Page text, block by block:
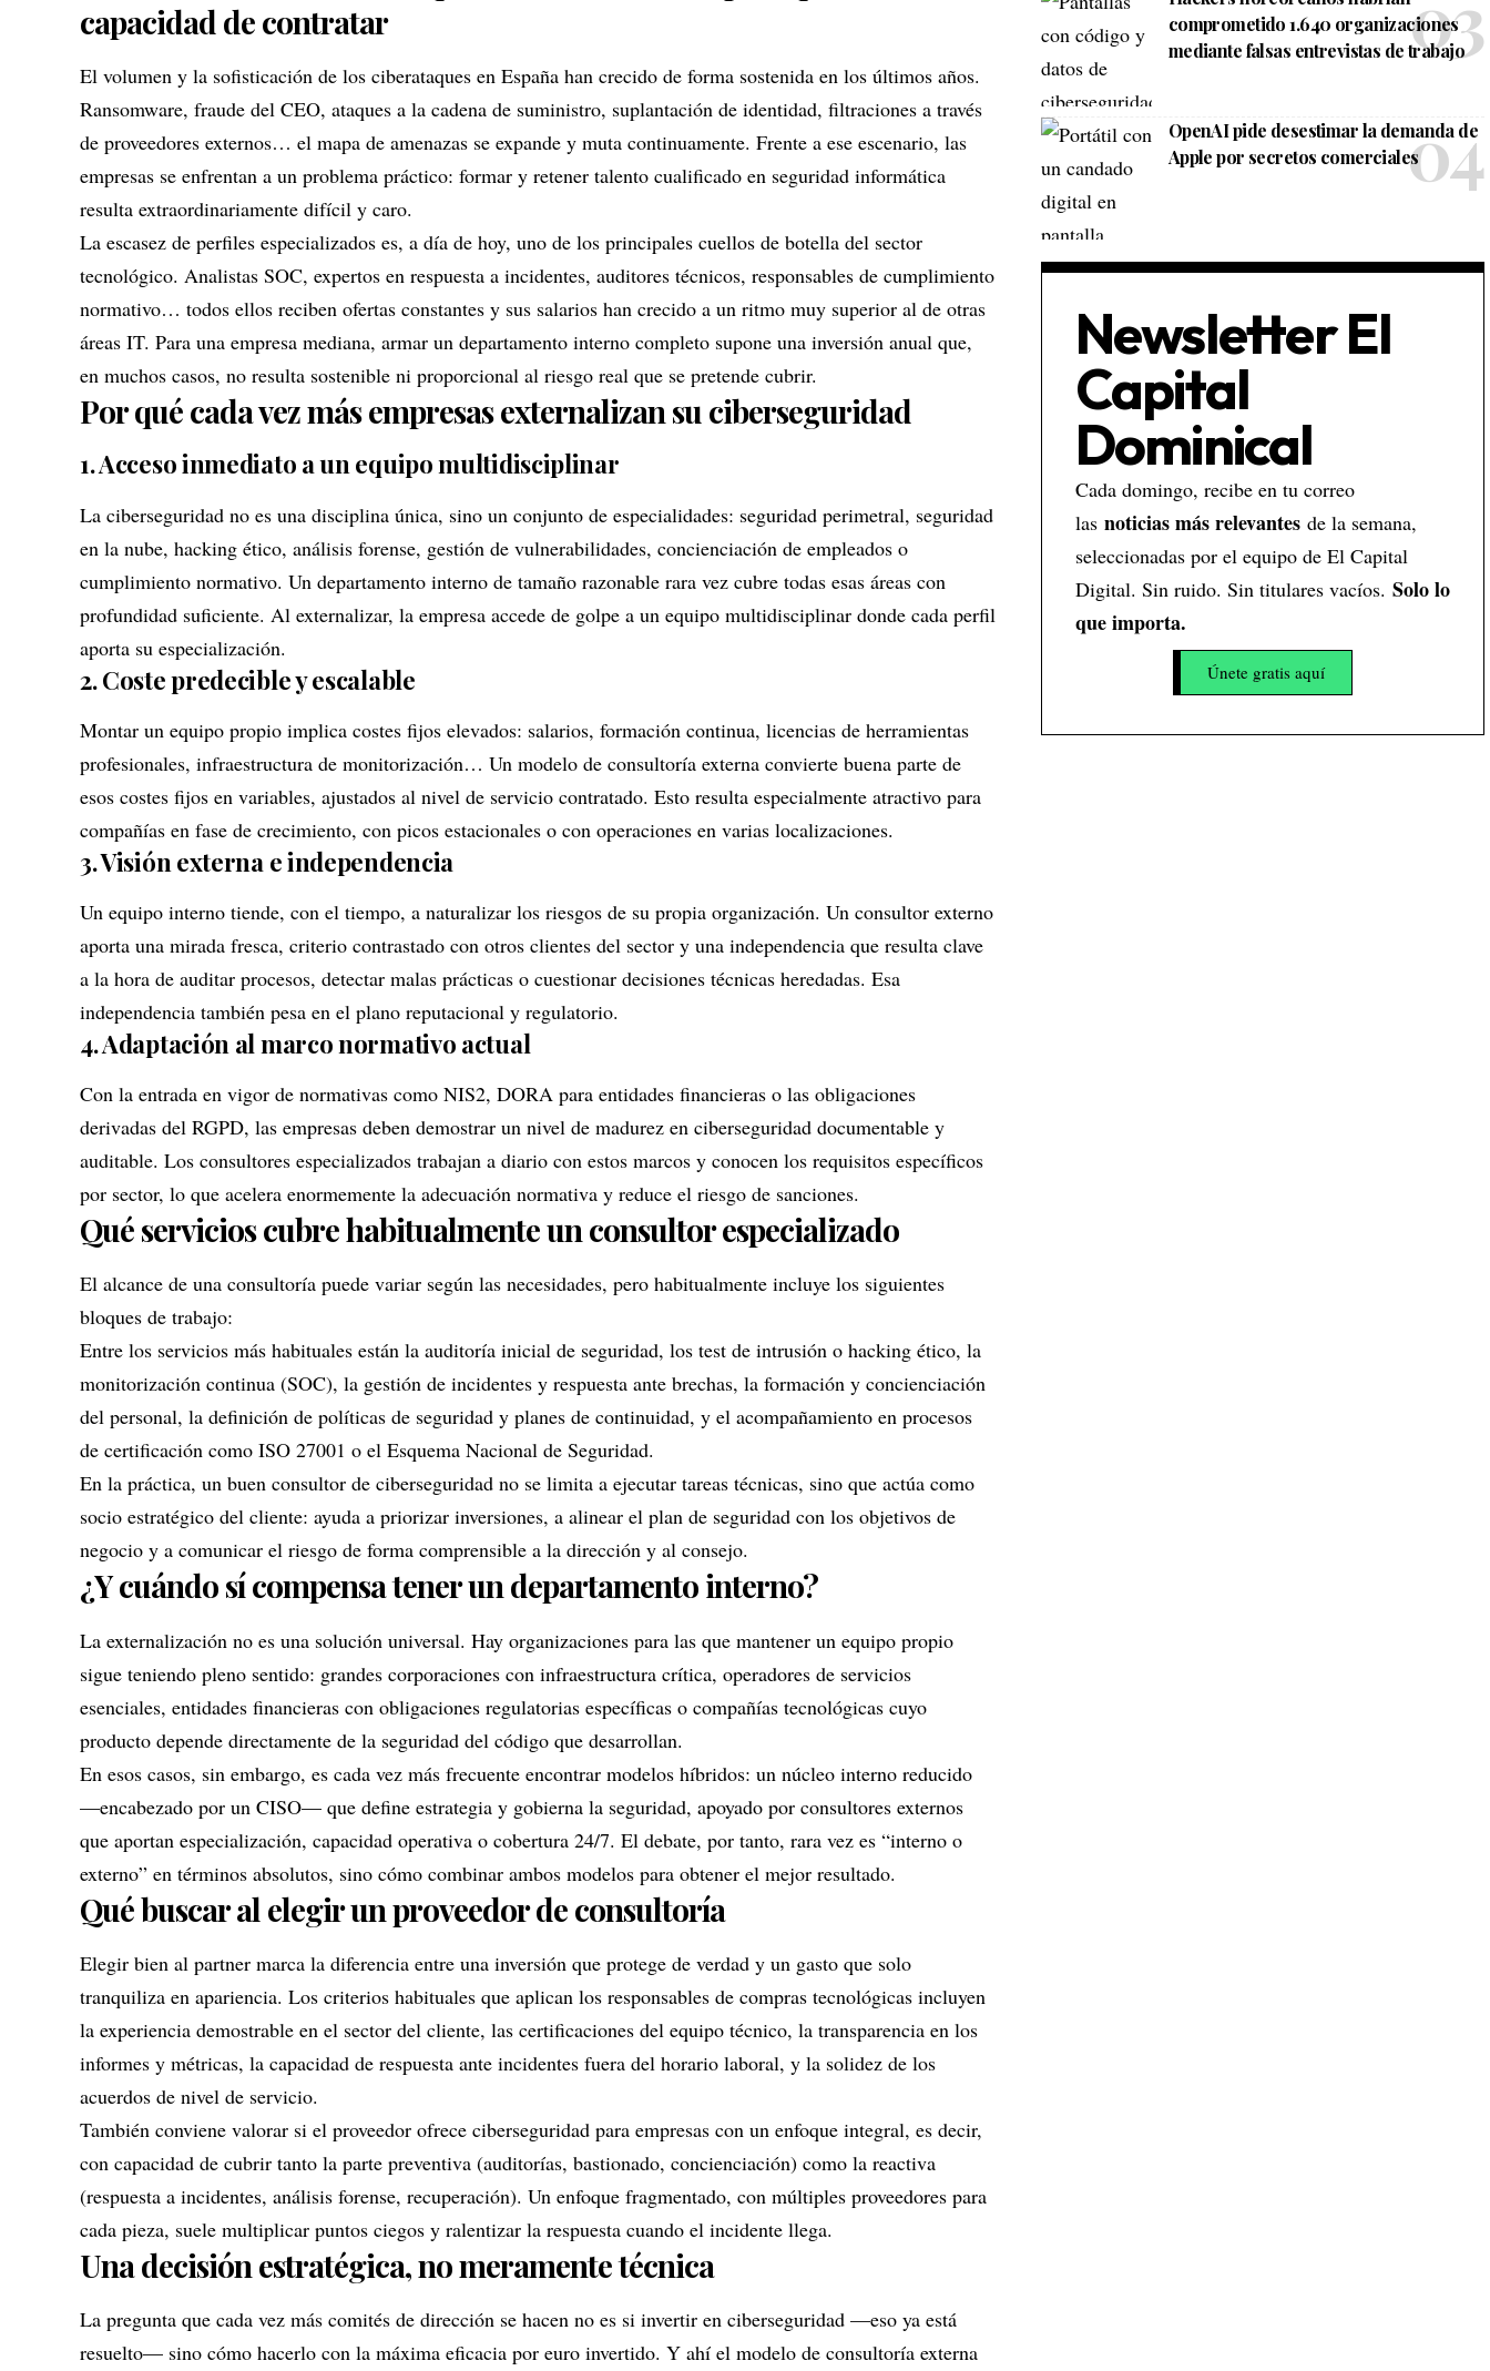
capacidad de contratar
El volumen y la sofisticación de los ciberataques en España han crecido de forma sostenida en los últimos años.
Ransomware, fraude del CEO, ataques a la cadena de suministro, suplantación de identidad, filtraciones a través
de proveedores externos… el mapa de amenazas se expande y muta continuamente. Frente a ese escenario, las
empresas se enfrentan a un problema práctico: formar y retener talento cualificado en seguridad informática
resulta extraordinariamente difícil y caro.
La escasez de perfiles especializados es, a día de hoy, uno de los principales cuellos de botella del sector
tecnológico. Analistas SOC, expertos en respuesta a incidentes, auditores técnicos, responsables de cumplimiento
normativo… todos ellos reciben ofertas constantes y sus salarios han crecido a un ritmo muy superior al de otras
áreas IT. Para una empresa mediana, armar un departamento interno completo supone una inversión anual que,
en muchos casos, no resulta sostenible ni proporcional al riesgo real que se pretende cubrir.
Por qué cada vez más empresas externalizan su ciberseguridad
1. Acceso inmediato a un equipo multidisciplinar
La ciberseguridad no es una disciplina única, sino un conjunto de especialidades: seguridad perimetral, seguridad
en la nube, hacking ético, análisis forense, gestión de vulnerabilidades, concienciación de empleados o
cumplimiento normativo. Un departamento interno de tamaño razonable rara vez cubre todas esas áreas con
profundidad suficiente. Al externalizar, la empresa accede de golpe a un equipo multidisciplinar donde cada perfil
aporta su especialización.
2. Coste predecible y escalable
Montar un equipo propio implica costes fijos elevados: salarios, formación continua, licencias de herramientas
profesionales, infraestructura de monitorización… Un modelo de consultoría externa convierte buena parte de
esos costes fijos en variables, ajustados al nivel de servicio contratado. Esto resulta especialmente atractivo para
compañías en fase de crecimiento, con picos estacionales o con operaciones en varias localizaciones.
3. Visión externa e independencia
Un equipo interno tiende, con el tiempo, a naturalizar los riesgos de su propia organización. Un consultor externo
aporta una mirada fresca, criterio contrastado con otros clientes del sector y una independencia que resulta clave
a la hora de auditar procesos, detectar malas prácticas o cuestionar decisiones técnicas heredadas. Esa
independencia también pesa en el plano reputacional y regulatorio.
4. Adaptación al marco normativo actual
Con la entrada en vigor de normativas como NIS2, DORA para entidades financieras o las obligaciones
derivadas del RGPD, las empresas deben demostrar un nivel de madurez en ciberseguridad documentable y
auditable. Los consultores especializados trabajan a diario con estos marcos y conocen los requisitos específicos
por sector, lo que acelera enormemente la adecuación normativa y reduce el riesgo de sanciones.
Qué servicios cubre habitualmente un consultor especializado
El alcance de una consultoría puede variar según las necesidades, pero habitualmente incluye los siguientes
bloques de trabajo:
Entre los servicios más habituales están la auditoría inicial de seguridad, los test de intrusión o hacking ético, la
monitorización continua (SOC), la gestión de incidentes y respuesta ante brechas, la formación y concienciación
del personal, la definición de políticas de seguridad y planes de continuidad, y el acompañamiento en procesos
de certificación como ISO 27001 o el Esquema Nacional de Seguridad.
En la práctica, un buen consultor de ciberseguridad no se limita a ejecutar tareas técnicas, sino que actúa como
socio estratégico del cliente: ayuda a priorizar inversiones, a alinear el plan de seguridad con los objetivos de
negocio y a comunicar el riesgo de forma comprensible a la dirección y al consejo.
¿Y cuándo sí compensa tener un departamento interno?
La externalización no es una solución universal. Hay organizaciones para las que mantener un equipo propio
sigue teniendo pleno sentido: grandes corporaciones con infraestructura crítica, operadores de servicios
esenciales, entidades financieras con obligaciones regulatorias específicas o compañías tecnológicas cuyo
producto depende directamente de la seguridad del código que desarrollan.
En esos casos, sin embargo, es cada vez más frecuente encontrar modelos híbridos: un núcleo interno reducido
—encabezado por un CISO— que define estrategia y gobierna la seguridad, apoyado por consultores externos
que aportan especialización, capacidad operativa o cobertura 24/7. El debate, por tanto, rara vez es “interno o
externo” en términos absolutos, sino cómo combinar ambos modelos para obtener el mejor resultado.
Qué buscar al elegir un proveedor de consultoría
Elegir bien al partner marca la diferencia entre una inversión que protege de verdad y un gasto que solo
tranquiliza en apariencia. Los criterios habituales que aplican los responsables de compras tecnológicas incluyen
la experiencia demostrable en el sector del cliente, las certificaciones del equipo técnico, la transparencia en los
informes y métricas, la capacidad de respuesta ante incidentes fuera del horario laboral, y la solidez de los
acuerdos de nivel de servicio.
También conviene valorar si el proveedor ofrece ciberseguridad para empresas con un enfoque integral, es decir,
con capacidad de cubrir tanto la parte preventiva (auditorías, bastionado, concienciación) como la reactiva
(respuesta a incidentes, análisis forense, recuperación). Un enfoque fragmentado, con múltiples proveedores para
cada pieza, suele multiplicar puntos ciegos y ralentizar la respuesta cuando el incidente llega.
Una decisión estratégica, no meramente técnica
La pregunta que cada vez más comités de dirección se hacen no es si invertir en ciberseguridad —eso ya está
resuelto— sino cómo hacerlo con la máxima eficacia por euro invertido. Y ahí el modelo de consultoría externa
comprometido 1.640 organizaciones
mediante falsas entrevistas de trabajo
OpenAI pide desestimar la demanda de
Apple por secretos comerciales
Newsletter El
Capital
Dominical
Cada domingo, recibe en tu correo
lasnoticias más relevantesde la semana,
seleccionadas por el equipo de El Capital
Digital. Sin ruido. Sin titulares vacíos. Solo lo
que importa.
Únete gratis aquí